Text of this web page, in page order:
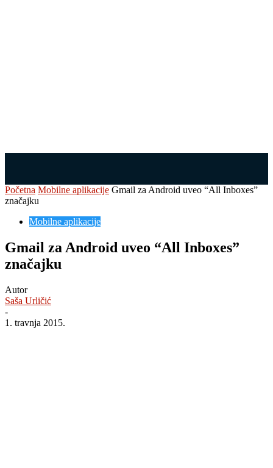
Početna Mobilne aplikacije Gmail za Android uveo “All Inboxes”
značajku
Mobilne aplikacije
Gmail za Android uveo “All Inboxes”
značajku
Autor
Saša Urličić
-
1. travnja 2015.